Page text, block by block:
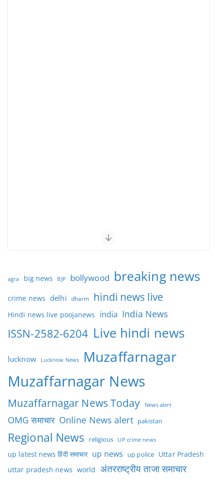
agra big news BJP bollywood breaking news
crime news delhi dharm hindi news live
Hindi news live poojanews india India News
ISSN-2582-6204 Live hindi news
lucknow Lucknow News Muzaffarnagar
Muzaffarnagar News
Muzaffarnagar News Today News alert
OMG समाचार Online News alert pakistan
Regional News religious UP crime news
up latest news हिंदी समाचार up news up police Uttar Pradesh
uttar pradesh news world अंतरराष्ट्रीय ताजा समाचार